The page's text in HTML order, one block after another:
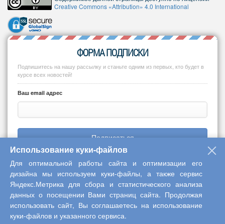
Creative Commons «Attribution» 4.0 International
ФОРМА ПОДПИСКИ
Подпишитесь на нашу рассылку и станьте одним из первых, кто будет в
курсе всех новостей!
Ваш email адрес
Подписаться
Copyright © 2013-2026 Центр научного сотрудничества «Интерактив
плюс»
Использование куки-файлов
Для оптимальной работы сайта и оптимизации его
дизайна мы используем куки-файлы, а также сервис
Яндекс.Метрика для сбора и статистического анализа
данных о посещении Вами страниц сайта. Продолжая
использовать сайт, Вы соглашаетесь на использование
куки-файлов и указанного сервиса.